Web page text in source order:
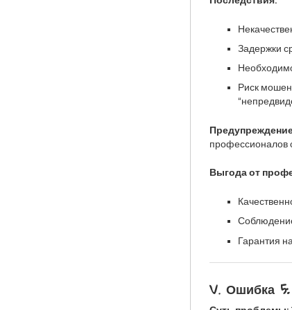
Задержки
Риск
профессионалов
Выгода от
Гарантия
V. Ошибка